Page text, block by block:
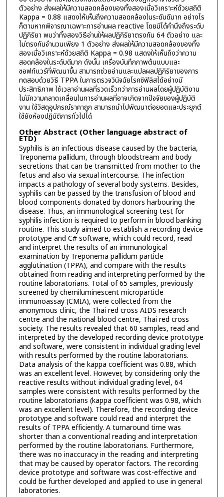
ตัวอย่าง ส่งผลให้มีความสอดคล้องของทั้งสองเมื่อวิเคราะห์ด้วยสถิติ
Kappa = 0.88 แสดงให้เห็นถึงความสอดคล้องในระดับดีมาก อย่างไร
ก็ตามหากพิจารณาเฉพาะการอ่านผล reactive โดยมิได้คำนึงถึงระดับ
ปฏิกิริยา พบว่าทั้งสองวิธีอ่านให้ผลปฏิกิริยาตรงกัน 64 ตัวอย่าง และ
ไม่ตรงกันจำนวนเพียง 1 ตัวอย่าง ส่งผลให้มีความสอดคล้องของทั้ง
สองเมื่อวิเคราะห์ด้วยสถิติ Kappa = 0.98 แสดงให้เห็นถึงว่าความ
สอดคล้องในระดับดีมาก ดังนั้น เครื่องบันทึกภาพต้นแบบและ
ซอฟท์แวร์ที่พัฒนาขึ้น สามารถช่วยอ่านและแปลผลปฏิกิริยาของการ
ทดสอบด้วยวิธี TPPA ในการตรวจวินิจฉัยโรคซิฟิลิสได้อย่างมี
ประสิทธิภาพ ใช้เวลาอ่านผลที่รวดเร็วกว่าการอ่านผลโดยผู้ปฏิบัติงาน
ไม่มีความคลาดเคลื่อนในการอ่านผลที่อาจเกิดจากปัจจัยของผู้ปฏิบัติ
งาน ใช้วัสดุอุปกรณ์ราคาถูก สามารถนำไปพัฒนาต่อยอดและประยุกต์
ใช้ยังห้องปฏิบัติการทั่วไปได้
Other Abstract (Other language abstract of
ETD)
Syphilis is an infectious disease caused by the bacteria,
Treponema pallidum, through bloodstream and body
secretions that can be transmitted from mother to the
fetus and also via sexual intercourse. The infection
impacts a pathology of several body systems. Besides,
syphilis can be passed by the transfusion of blood and
blood components donated by donors harbouring the
disease. Thus, an immunological screening test for
syphilis infection is required to perform in blood banking
routine. This study aimed to establish a recording device
prototype and C# software, which could record, read
and interpret the results of an immunological
examination by Treponema pallidum particle
agglutination (TPPA), and compare with the results
obtained from reading and interpreting performed by the
routine laboratorians. Total of 65 samples, previously
screened by chemiluminescent microparticle
immunoassay (CMIA), were collected from the
anonymous clinic, the Thai red cross AIDS research
centre and the national blood centre, Thai red cross
society. The results revealed that 60 samples, read and
interpreted by the developed recording device prototype
and software, were consistent in individual grading level
with results performed by the routine laboratorians.
Data analysis of the kappa coefficient was 0.88, which
was an excellent level. However, by considering only the
reactive results without individual grading level, 64
samples were consistent with results performed by the
routine laboratorians (kappa coefficient was 0.98, which
was an excellent level). Therefore, the recording device
prototype and software could read and interpret the
results of TPPA efficiently. A turnaround time was
shorter than a conventional reading and interpretation
performed by the routine laboratorians. Furthermore,
there was no inaccuracy in the reading and interpreting
that may be caused by operator factors. The recording
device prototype and software was cost-effective and
could be further developed and applied to use in general
laboratories.